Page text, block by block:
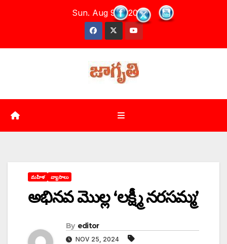
Sun. Aug 9th, 2026
మహిళ వ్యాసాలు
అభినవ మొల్ల ‘లక్ష్మీ నరసమ్మ’
By editor
NOV 25, 2024